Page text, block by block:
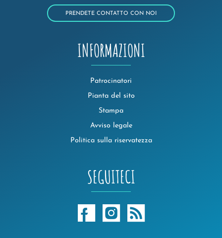
PRENDETE CONTATTO CON NOI
INFORMAZIONI
Patrocinatori
Pianta del sito
Stampa
Avviso legale
Politica sulla riservatezza
SEGUITECI